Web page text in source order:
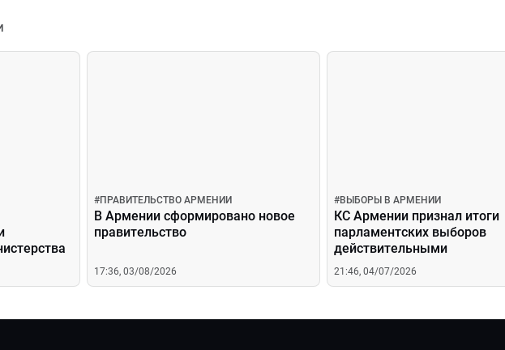
#ПРАВИТЕЛЬСТВО АРМЕНИИ
В Армении сформировано новое
правительство
17:36, 03/08/2026
#ВЫБОРЫ В АРМЕНИИ
КС Армении признал итоги
парламентских выборов
действительными
21:46, 04/07/2026